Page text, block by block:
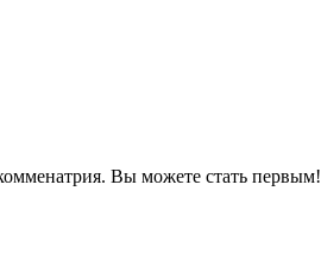
Вы можете стать первым!